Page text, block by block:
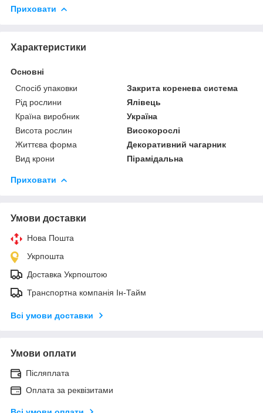
Приховати
Характеристики
Основні
Спосіб упаковки
Закрита коренева система
Рід рослини
Ялівець
Країна виробник
Україна
Висота рослин
Високорослі
Життєва форма
Декоративний чагарник
Вид крони
Пірамідальна
Приховати
Умови доставки
Нова Пошта
Укрпошта
Доставка Укрпоштою
Транспортна компанія Ін-Тайм
Всі умови доставки
Умови оплати
Післяплата
Оплата за реквізитами